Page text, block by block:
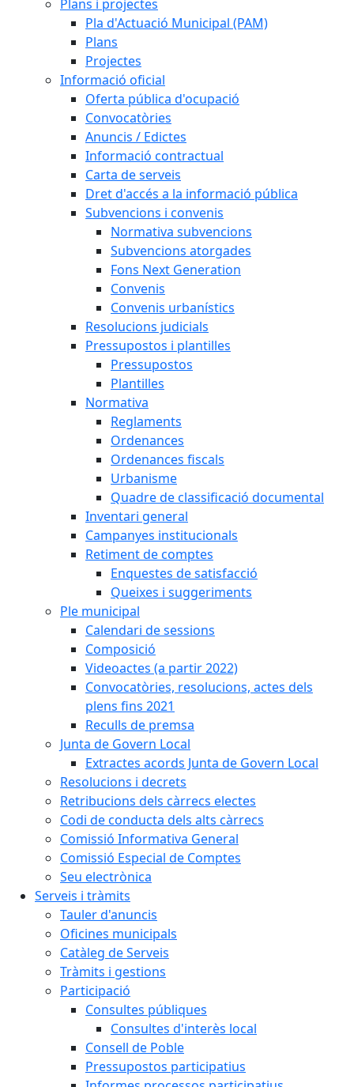
Plans i projectes
Pla d'Actuació Municipal (PAM)
Plans
Projectes
Informació oficial
Oferta pública d'ocupació
Convocatòries
Anuncis / Edictes
Informació contractual
Carta de serveis
Dret d'accés a la informació pública
Subvencions i convenis
Normativa subvencions
Subvencions atorgades
Fons Next Generation
Convenis
Convenis urbanístics
Resolucions judicials
Pressupostos i plantilles
Pressupostos
Plantilles
Normativa
Reglaments
Ordenances
Ordenances fiscals
Urbanisme
Quadre de classificació documental
Inventari general
Campanyes institucionals
Retiment de comptes
Enquestes de satisfacció
Queixes i suggeriments
Ple municipal
Calendari de sessions
Composició
Videoactes (a partir 2022)
Convocatòries, resolucions, actes dels
plens fins 2021
Reculls de premsa
Junta de Govern Local
Extractes acords Junta de Govern Local
Resolucions i decrets
Retribucions dels càrrecs electes
Codi de conducta dels alts càrrecs
Comissió Informativa General
Comissió Especial de Comptes
Seu electrònica
Serveis i tràmits
Tauler d'anuncis
Oficines municipals
Catàleg de Serveis
Tràmits i gestions
Participació
Consultes públiques
Consultes d'interès local
Consell de Poble
Pressupostos participatius